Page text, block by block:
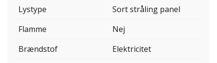
Lystype
Sort stråling panel
Flamme
Nej
Brændstof
Elektricitet